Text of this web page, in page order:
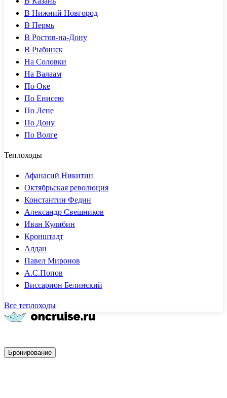
В Нижний Новгород
В Пермь
В Ростов-на-Дону
В Рыбинск
На Соловки
На Валаам
По Оке
По Енисею
По Лене
По Дону
По Волге
Теплоходы
Афанасий Никитин
Октябрьская революция
Константин Федин
Александр Свешников
Иван Кулибин
Кронштадт
Алдан
Павел Миронов
А.С.Попов
Виссарион Белинский
Все теплоходы
Бронирование